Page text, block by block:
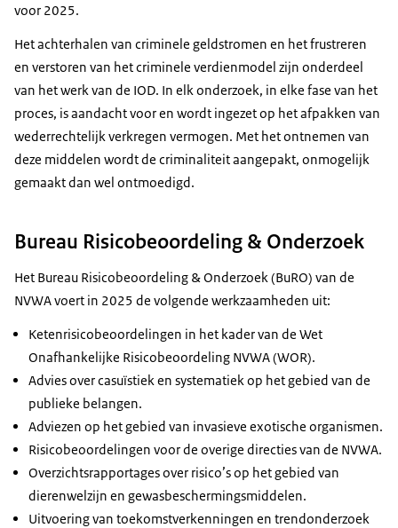
voor 2025.
Het achterhalen van criminele geldstromen en het frustreren
en verstoren van het criminele verdienmodel zijn onderdeel
van het werk van de IOD. In elk onderzoek, in elke fase van het
proces, is aandacht voor en wordt ingezet op het afpakken van
wederrechtelijk verkregen vermogen. Met het ontnemen van
deze middelen wordt de criminaliteit aangepakt, onmogelijk
gemaakt dan wel ontmoedigd.
Bureau Risicobeoordeling & Onderzoek
Het Bureau Risicobeoordeling & Onderzoek (BuRO) van de
NVWA voert in 2025 de volgende werkzaamheden uit:
Ketenrisicobeoordelingen in het kader van de Wet
Onafhankelijke Risicobeoordeling NVWA (WOR).
Advies over casuïstiek en systematiek op het gebied van de
publieke belangen.
Adviezen op het gebied van invasieve exotische organismen.
Risicobeoordelingen voor de overige directies van de NVWA.
Overzichtsrapportages over risico’s op het gebied van
dierenwelzijn en gewasbeschermingsmiddelen.
Uitvoering van toekomstverkenningen en trendonderzoek